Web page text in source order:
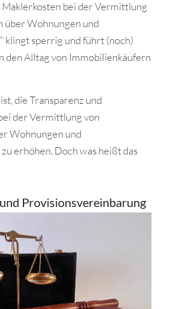
bei der Vermittlung
über Wohnungen und
klingt sperrig und führt (noch)
den Alltag von Immobilienkäufern
die Transparenz und
der Vermittlung von
Wohnungen und
erhöhen. Doch was heißt das
Provisionsvereinbarung